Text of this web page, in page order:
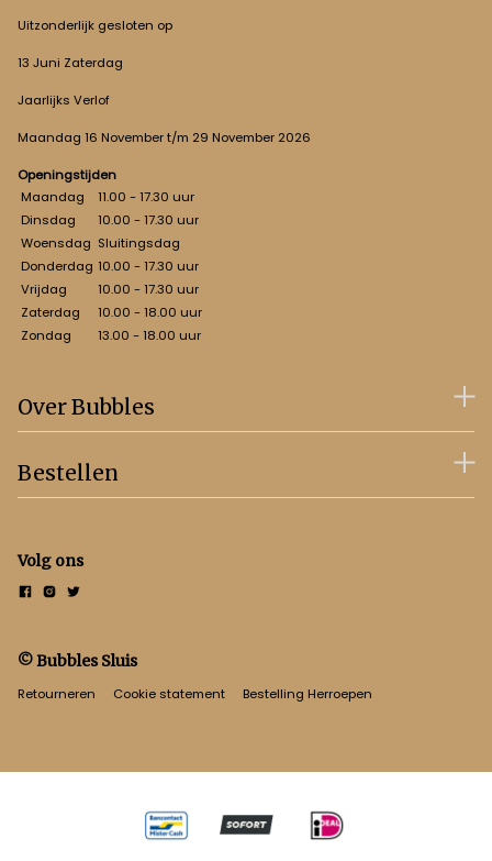
Uitzonderlijk gesloten op
13 Juni Zaterdag
Jaarlijks Verlof
Maandag 16 November t/m 29 November 2026
Openingstijden
Maandag
11.00 - 17.30 uur
Dinsdag
10.00 - 17.30 uur
Woensdag Sluitingsdag
Donderdag 10.00 - 17.30 uur
Vrijdag
10.00 - 17.30 uur
Zaterdag
10.00 - 18.00 uur
Zondag
13.00 - 18.00 uur
Over Bubbles
Bestellen
Volg ons
© Bubbles Sluis
Retourneren Cookie statement Bestelling Herroepen